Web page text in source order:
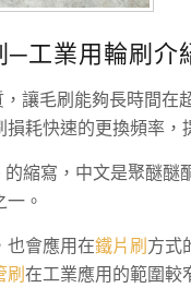
─工業用輪刷介
讓毛刷能夠長時間
耗快速的更換頻率，
縮寫，中文是聚醚醚
。
也會應用在鐵片刷方式
刷在工業應用的範圍較